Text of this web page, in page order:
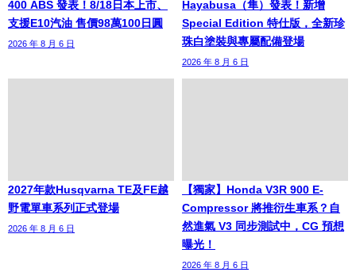
400 ABS 發表！8/18日本上市、
支援E10汽油 售價98萬100日圓
2026 年 8 月 6 日
Hayabusa（隼）發表！新增
Special Edition 特仕版，全新珍
珠白塗裝與專屬配備登場
2026 年 8 月 6 日
2027年款Husqvarna TE及FE越
野電單車系列正式登場
2026 年 8 月 6 日
【獨家】Honda V3R 900 E-
Compressor 將推衍生車系？自
然進氣 V3 同步測試中，CG 預想
曝光！
2026 年 8 月 6 日